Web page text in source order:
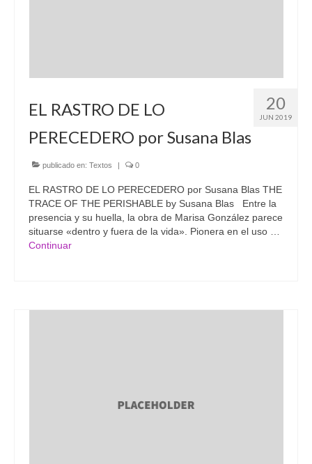
20
JUN 2019
EL RASTRO DE LO
PERECEDERO por Susana Blas
publicado en: Textos | 0
EL RASTRO DE LO PERECEDERO por Susana Blas THE
TRACE OF THE PERISHABLE by Susana Blas Entre la
presencia y su huella, la obra de Marisa González parece
situarse «dentro y fuera de la vida». Pionera en el uso …
Continuar